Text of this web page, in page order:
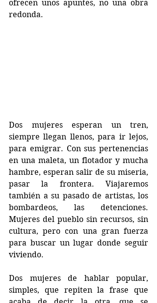
ofrecen unos apuntes, no una obra
redonda.
Dos mujeres esperan un tren,
siempre llegan llenos, para ir lejos,
para emigrar. Con sus pertenencias
en una maleta, un flotador y mucha
hambre, esperan salir de su miseria,
pasar la frontera. Viajaremos
también a su pasado de artistas, los
bombardeos, las detenciones.
Mujeres del pueblo sin recursos, sin
cultura, pero con una gran fuerza
para buscar un lugar donde seguir
viviendo.
Dos mujeres de hablar popular,
simples, que repiten la frase que